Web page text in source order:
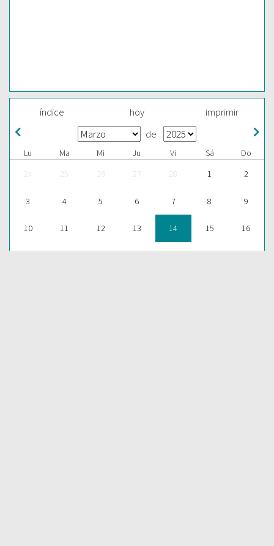
índice hoy imprimir
de
Lu Ma Mi Ju Vi Sá
Do
24
25 26 27 28 1 2
3 4 5 6 7 8 9
10 11 12 13 14 15 16